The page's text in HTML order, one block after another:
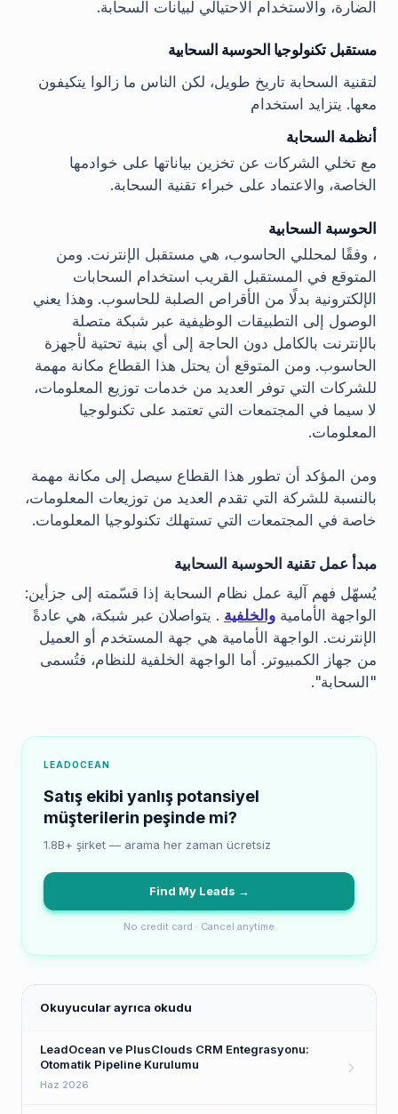
الضارة، والاستخدام الاحتيالي لبيانات السحابة.
مستقبل تكنولوجيا الحوسبة السحابية
لتقنية السحابة تاريخ طويل، لكن الناس ما زالوا يتكيفون
معها. يتزايد استخدام
أنظمة السحابة
مع تخلي الشركات عن تخزين بياناتها على خوادمها
الخاصة، والاعتماد على خبراء تقنية السحابة.
الحوسبة السحابية
، وفقًا لمحللي الحاسوب، هي مستقبل الإنترنت. ومن
المتوقع في المستقبل القريب استخدام السحابات
الإلكترونية بدلًا من الأقراص الصلبة للحاسوب. وهذا يعني
الوصول إلى التطبيقات الوظيفية عبر شبكة متصلة
بالإنترنت بالكامل دون الحاجة إلى أي بنية تحتية لأجهزة
الحاسوب. ومن المتوقع أن يحتل هذا القطاع مكانة مهمة
للشركات التي توفر العديد من خدمات توزيع المعلومات،
لا سيما في المجتمعات التي تعتمد على تكنولوجيا
المعلومات.
ومن المؤكد أن تطور هذا القطاع سيصل إلى مكانة مهمة
بالنسبة للشركة التي تقدم العديد من توزيعات المعلومات،
خاصة في المجتمعات التي تستهلك تكنولوجيا المعلومات.
مبدأ عمل تقنية الحوسبة السحابية
يُسهّل فهم آلية عمل نظام السحابة إذا قسّمته إلى جزأين:
الواجهة الأمامية والخلفية . يتواصلان عبر شبكة، هي عادةً
الإنترنت. الواجهة الأمامية هي جهة المستخدم أو العميل
من جهاز الكمبيوتر. أما الواجهة الخلفية للنظام، فتُسمى
"السحابة".
LEADOCEAN
Satış ekibi yanlış potansiyel
müşterilerin peşinde mi?
1.8B+ şirket — arama her zaman ücretsiz
Find My Leads →
No credit card · Cancel anytime
Okuyucular ayrıca okudu
LeadOcean ve PlusClouds CRM Entegrasyonu:
Otomatik Pipeline Kurulumu
Haz 2026